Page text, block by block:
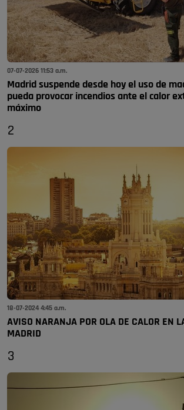
07-07-2026 11:53 a.m.
Madrid suspende desde hoy el uso de
pueda provocar incendios ante el calor
máximo
2
18-07-2024 4:45 a.m.
AVISO NARANJA POR OLA DE CALOR EN
MADRID
3